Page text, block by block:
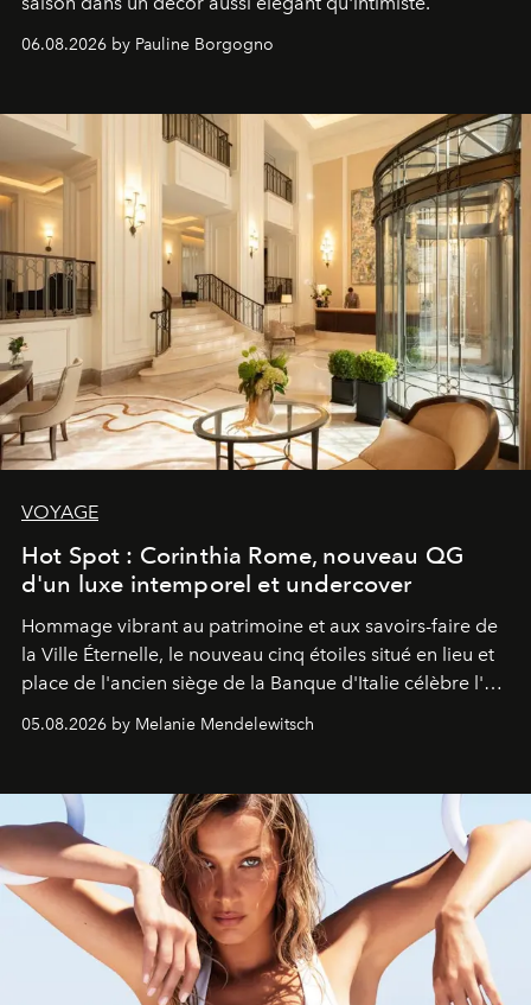
06.08.2026 by Pauline Borgogno
VOYAGE
Hot Spot : Corinthia Rome, nouveau QG
d'un luxe intemporel et undercover
Hommage vibrant au patrimoine et aux savoirs-faire de
la Ville Éternelle, le nouveau cinq étoiles situé en lieu et
place de l'ancien siège de la Banque d'Italie célèbre l'art
de vivre Romain dans toute son élégance intemporelle.
05.08.2026 by Melanie Mendelewitsch